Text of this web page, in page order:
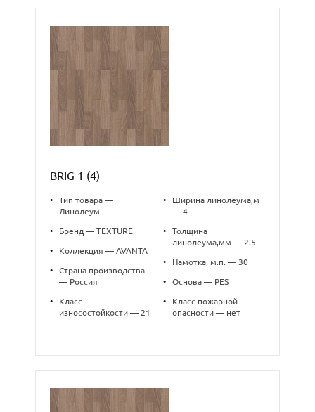
BRIG 1 (4)
•
Тип товара —
Линолеум
• Бренд — TEXTURE
• Коллекция — AVANTA
•
Страна производства
— Россия
•
Класс
износостойкости — 21
•
Ширина линолеума,м
— 4
•
Толщина
линолеума,мм — 2.5
• Намотка, м.п. — 30
• Основа — PES
•
Класс пожарной
опасности — нет